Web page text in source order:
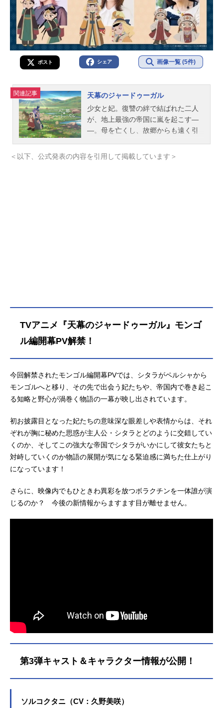
ポスト シェア 画像一覧 (5件)
関連記事
天幕のジャードゥーガル
少女と妃。復讐の絆で結ばれた二人
が、地上最強の帝国に嵐を起こす―
―。母を亡くし、故郷からも遠く引
者一家の心優しい奥方・ファーティ
マに拾われる。「勉強して賢くなれ
帝国の第四皇子トルイによってすべ
ただ一つ残った“知恵”を駆使して王族
に取り入り、帝国を内側から崩壊さ
いだ"ファーティマ"を名乗って。心に
復讐の炎を宿しつつ、表向きは帝国
に仕える身となったシタラはある
日、第三皇子オゴタイの第六妃ドレ
ゲネと運命的な出逢いを果たす。彼
女もまた壮絶な過去を抱え、心の内
に帝国への深い恨みを秘めていた。
シタラとドレゲネ。出逢うはずのな
かった二人が手...
＜以下、公式発表の内容を引用して掲載しています＞
TVアニメ『天幕のジャードゥーガル』モンゴ
ル編開幕PV解禁！
今回解禁されたモンゴル編開幕PVでは、シタラがペルシャから
モンゴルへと移り、その先で出会う妃たちや、帝国内で巻き起こ
る知略と野心が渦巻く物語の一幕が映し出されています。
初お披露目となった妃たちの意味深な眼差しや表情からは、それ
ぞれが胸に秘めた思惑が主人公・シタラとどのように交錯してい
くのか、そしてこの強大な帝国でシタラがいかにして彼女たちと
対峙していくのか物語の展開が気になる緊迫感に満ちた仕上がり
になっています！
さらに、映像内でもひときわ異彩を放つボラクチンを一体誰が演
じるのか？ 今後の新情報からますます目が離せません。
第3弾キャスト＆キャラクター情報が公開！
ソルコクタニ（CV：久野美咲）